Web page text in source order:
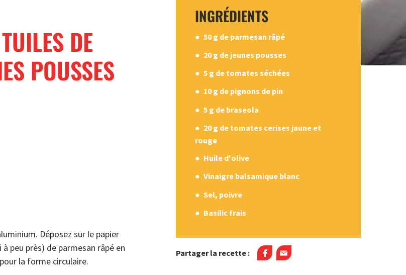
DE
POUSSES
Déposez sur le papier
peu près) de parmesan râpé en
la forme circulaire.
INGRÉDIENTS
50 g de parmesan râpé
20 g de jeunes pousses
5 g de tomates séchées
10 g de pignons de pin
5 g de braseola
20 g de tomates cerises jaune et
rouge
Huile d'olive
Vinaigre balsamique blanc
Sel, poivre
Basilic frais
Partager la recette :